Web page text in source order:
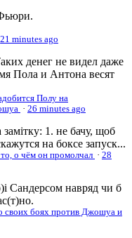
21 minutes ago
денег не видел даже
Пола и Антона весят
Полу на
· 26 minutes ago
1. не бачу, щоб
на боксе запуск...
о чём он промолчал · 28
Сандерсом навряд чи б
своих боях против Джошуа и